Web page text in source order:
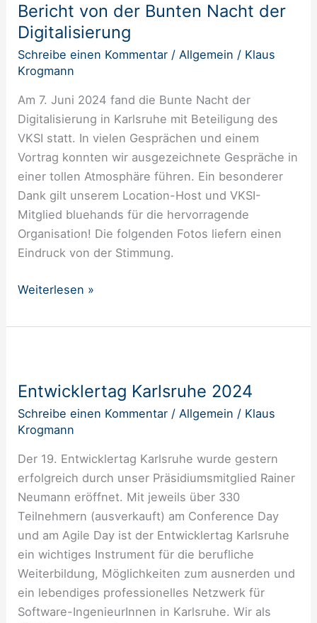
Bericht von der Bunten Nacht der
Digitalisierung
Schreibe einen Kommentar /Allgemein / Klaus
Krogmann
Am 7. Juni 2024 fand die Bunte Nacht der
Digitalisierung in Karlsruhe mit Beteiligung des
VKSI statt. In vielen Gesprächen und einem
Vortrag konnten wir ausgezeichnete Gespräche in
einer tollen Atmosphäre führen. Ein besonderer
Dank gilt unserem Location-Host und VKSI-
Mitglied bluehands für die hervorragende
Organisation! Die folgenden Fotos liefern einen
Eindruck von der Stimmung.
der
Bunten
Nacht
der
Weiterlesen »
Entwicklertag Karlsruhe 2024
Schreibe einen Kommentar / Allgemein / Klaus
Krogmann
Der 19. Entwicklertag Karlsruhe wurde gestern
erfolgreich durch unser Präsidiumsmitglied Rainer
Neumann eröffnet. Mit jeweils über 330
Teilnehmern (ausverkauft) am Conference Day
und am Agile Day ist der Entwicklertag Karlsruhe
ein wichtiges Instrument für die berufliche
Weiterbildung, Möglichkeiten zum ausnerden und
ein lebendiges professionelles Netzwerk für
Software-IngenieurInnen in Karlsruhe. Wir als
2024